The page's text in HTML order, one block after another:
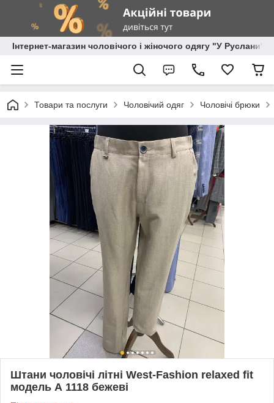
Інтернет-магазин чоловічого і жіночого одягу "У Руслани"
Товари та послуги Чоловічий одяг Чоловічі брюки
Штани чоловічі літні West-Fashion relaxed fit
модель А 1118 бежеві